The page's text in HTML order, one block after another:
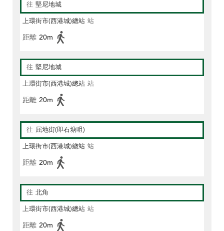
往 堅尼地城
上環街市(西港城)總站 站
距離 20m
往 堅尼地城
上環街市(西港城)總站 站
距離 20m
往 屈地街(即石塘咀)
上環街市(西港城)總站 站
距離 20m
往 北角
上環街市(西港城)總站 站
距離 20m